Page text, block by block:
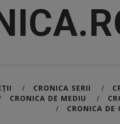
/ CRONICA SERII /
CRONICA DE MEDIU /
/ CRONICA DE